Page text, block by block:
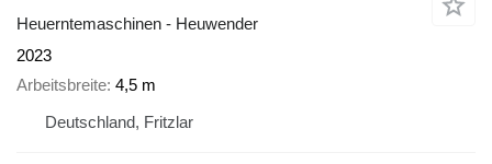
Heuerntemaschinen - Heuwender
2023
Arbeitsbreite 4,5 m
Deutschland, Fritzlar